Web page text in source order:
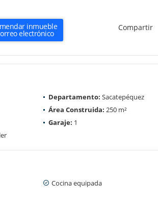
inmueble
electrónico
Compartir
Departamento: Sacatepéquez
Área Construida: 250 m²
Garaje: 1
Cocina equipada